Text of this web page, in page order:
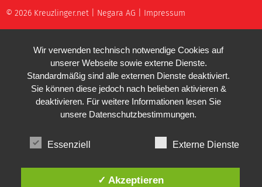
© 2026 Kreuzlinger.net | Negara AG Impressum
Wir verwenden technisch notwendige Cookies auf
unserer Webseite sowie externe Dienste.
Standardmäßig sind alle externen Dienste deaktiviert.
Sie können diese jedoch nach belieben aktivieren &
deaktivieren. Für weitere Informationen lesen Sie
unsere Datenschutzbestimmungen.
Essenziell Externe Dienste
✓ Akzeptieren